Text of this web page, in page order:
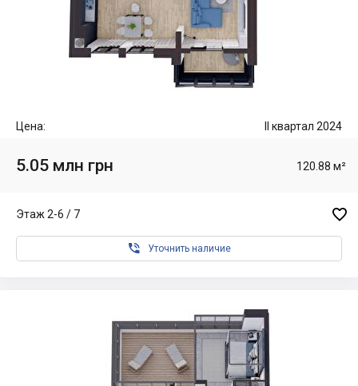
Цена: II квартал 2024
5.05 млн грн 120.88 м²
Этаж 2-6 / 7 
 Уточнить наличие